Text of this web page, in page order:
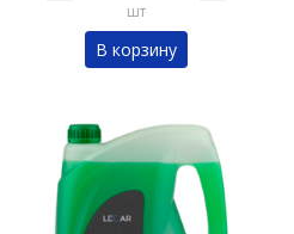
шт
В корзину